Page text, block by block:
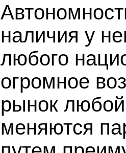
наличия у
любого
огромное
рынок
меняются